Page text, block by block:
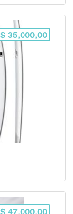
$ 35,000,00
$ 47,000,00